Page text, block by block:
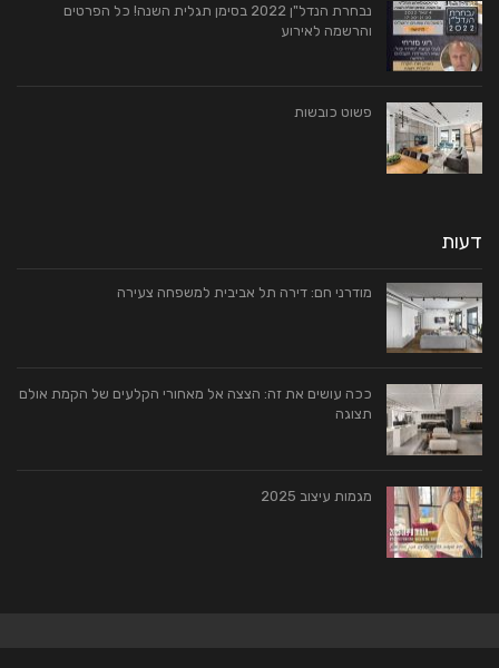
נבחרת הנדל"ן 2022 בסימן תגלית השנה! כל הפרטים
והרשמה לאירוע
פשוט כובשות
דעות
מודרני חם: דירה תל אביבית למשפחה צעירה
ככה עושים את זה: הצצה אל מאחורי הקלעים של הקמת אולם
תצוגה
מגמות עיצוב 2025